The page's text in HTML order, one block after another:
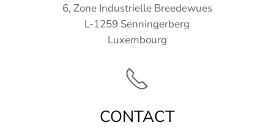
6, Zone Industrielle Breedewues
L-1259 Senningerberg
Luxembourg
CONTACT